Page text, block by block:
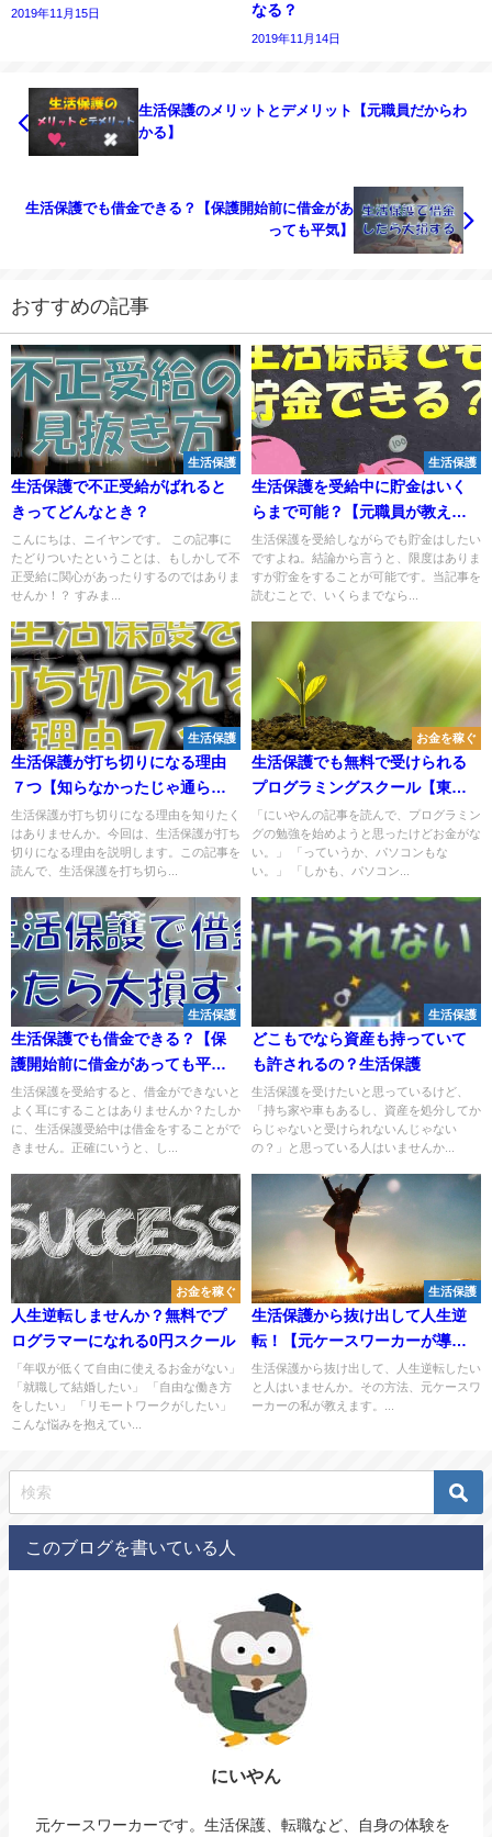
2019年11月15日
なる？
2019年11月14日
生活保護のメリットとデメリット【元職員だからわ
かる】
生活保護でも借金できる？【保護開始前に借金があ
っても平気】
おすすめの記事
生活保護
生活保護で不正受給がばれると
きってどんなとき？
こんにちは、ニイヤンです。 この記事に
たどりついたということは、もしかして不
正受給に関心があったりするのではありま
せんか！？ すみま...
生活保護
生活保護を受給中に貯金はいく
らまで可能？【元職員が教えま
す】
生活保護を受給しながらでも貯金はしたい
ですよね。結論から言うと、限度はありま
すが貯金をすることが可能です。当記事を
読むことで、いくらまでなら...
生活保護
生活保護が打ち切りになる理由
７つ【知らなかったじゃ通らな
い】
生活保護が打ち切りになる理由を知りたく
はありませんか。今回は、生活保護が打ち
切りになる理由を説明します。この記事を
読んで、生活保護を打ち切ら...
お金を稼ぐ
生活保護でも無料で受けられる
プログラミングスクール【東京
編】
「にいやんの記事を読んで、プログラミン
グの勉強を始めようと思ったけどお金がな
い。」 「っていうか、パソコンもな
い。」 「しかも、パソコン...
生活保護
生活保護でも借金できる？【保
護開始前に借金があっても平
気】
生活保護を受給すると、借金ができないと
よく耳にすることはありませんか？たしか
に、生活保護受給中は借金をすることがで
きません。正確にいうと、し...
生活保護
どこもでなら資産も持っていて
も許されるの？生活保護
生活保護を受けたいと思っているけど、
「持ち家や車もあるし、資産を処分してか
らじゃないと受けられないんじゃない
の？」と思っている人はいませんか...
お金を稼ぐ
人生逆転しませんか？無料でプ
ログラマーになれる0円スクール
「年収が低くて自由に使えるお金がない」
「就職して結婚したい」 「自由な働き方
をしたい」 「リモートワークがしたい」
こんな悩みを抱えてい...
生活保護
生活保護から抜け出して人生逆
転！【元ケースワーカーが導
く】
生活保護から抜け出して、人生逆転したい
と人はいませんか。その方法、元ケースワ
ーカーの私が教えます。...
このブログを書いている人
にいやん
元ケースワーカーです。生活保護、転職など、自身の体験を